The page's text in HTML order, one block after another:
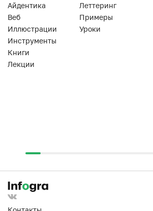
Айдентика
Веб
Иллюстрации
Инструменты
Книги
Лекции
Леттеринг
Примеры
Уроки